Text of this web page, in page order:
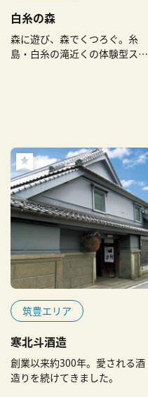
白糸の森
森に遊び、森でくつろぐ。糸
島・白糸の滝近くの体験型スポ
筑豊エリア
寒北斗酒造
創業以来約300年。愛される酒
造りを続けてきました。